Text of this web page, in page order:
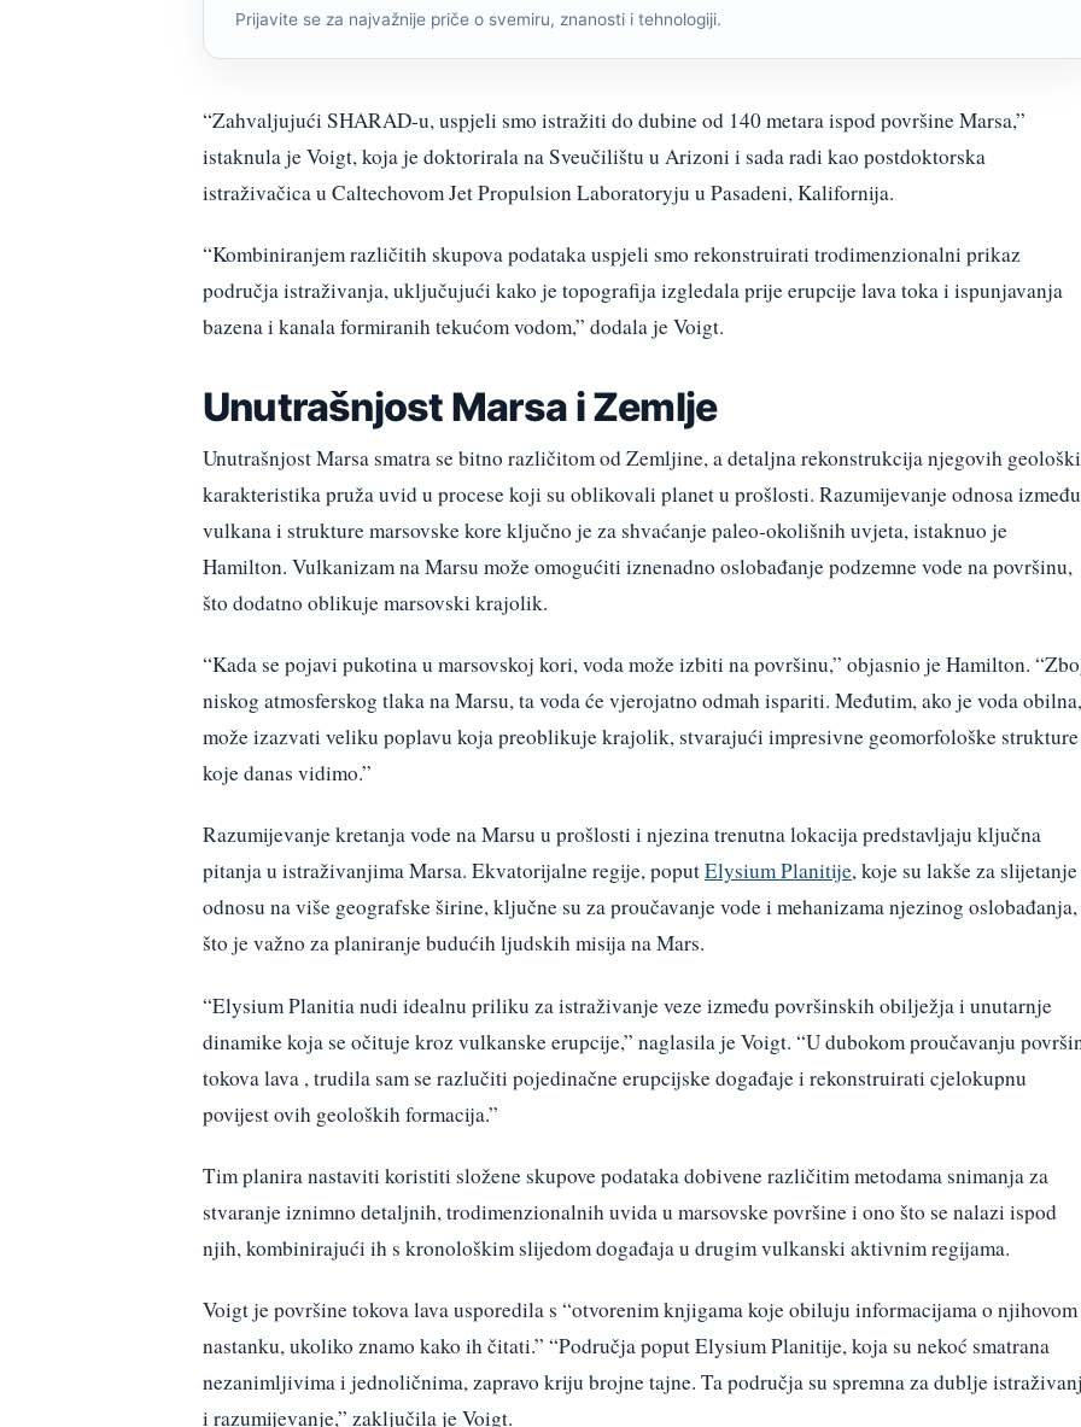
Prijavite se za najvažnije priče o svemiru, znanosti i tehnologiji.
“Zahvaljujući SHARAD-u, uspjeli smo istražiti do dubine od 140 metara ispod površine Marsa,”
istaknula je Voigt, koja je doktorirala na Sveučilištu u Arizoni i sada radi kao postdoktorska
istraživačica u Caltechovom Jet Propulsion Laboratoryju u Pasadeni, Kalifornija.
“Kombiniranjem različitih skupova podataka uspjeli smo rekonstruirati trodimenzionalni prikaz
područja istraživanja, uključujući kako je topografija izgledala prije erupcije lava toka i ispunjavanja
bazena i kanala formiranih tekućom vodom,” dodala je Voigt.
Unutrašnjost Marsa i Zemlje
Unutrašnjost Marsa smatra se bitno različitom od Zemljine, a detaljna rekonstrukcija njegovih
karakteristika pruža uvid u procese koji su oblikovali planet u prošlosti. Razumijevanje odnosa između
vulkana i strukture marsovske kore ključno je za shvaćanje paleo-okolišnih uvjeta, istaknuo je
Hamilton. Vulkanizam na Marsu može omogućiti iznenadno oslobađanje podzemne vode na površinu,
što dodatno oblikuje marsovski krajolik.
“Kada se pojavi pukotina u marsovskoj kori, voda može izbiti na površinu,” objasnio je Hamilton.
niskog atmosferskog tlaka na Marsu, ta voda će vjerojatno odmah ispariti. Međutim, ako je voda obilna,
može izazvati veliku poplavu koja preoblikuje krajolik, stvarajući impresivne geomorfološke strukture
koje danas vidimo.”
Razumijevanje kretanja vode na Marsu u prošlosti i njezina trenutna lokacija predstavljaju ključna
pitanja u istraživanjima Marsa. Ekvatorijalne regije, poputElysium Planitije, koje su lakše za slijetanje
odnosu na više geografske širine, ključne su za proučavanje vode i mehanizama njezinog oslobađanja,
što je važno za planiranje budućih ljudskih misija na Mars.
“Elysium Planitia nudi idealnu priliku za istraživanje veze između površinskih obilježja i unutarnje
dinamike koja se očituje kroz vulkanske erupcije,” naglasila je Voigt. “U dubokom proučavanju
tokova lava , trudila sam se razlučiti pojedinačne erupcijske događaje i rekonstruirati cjelokupnu
povijest ovih geoloških formacija.”
Tim planira nastaviti koristiti složene skupove podataka dobivene različitim metodama snimanja za
stvaranje iznimno detaljnih, trodimenzionalnih uvida u marsovske površine i ono što se nalazi ispod
njih, kombinirajući ih s kronološkim slijedom događaja u drugim vulkanski aktivnim regijama.
Voigt je površine tokova lava usporedila s “otvorenim knjigama koje obiluju informacijama o njihovom
nastanku, ukoliko znamo kako ih čitati.” “Područja poput Elysium Planitije, koja su nekoć smatrana
nezanimljivima i jednoličnima, zapravo kriju brojne tajne. Ta područja su spremna za dublje
i razumijevanje,” zaključila je Voigt.